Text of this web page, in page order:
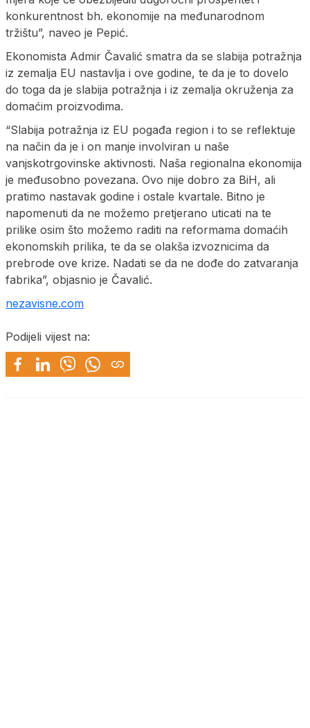
konkurentnost bh. ekonomije na međunarodnom
tržištu”, naveo je Pepić.
Ekonomista Admir Čavalić smatra da se slabija potražnja
iz zemalja EU nastavlja i ove godine, te da je to dovelo
do toga da je slabija potražnja i iz zemalja okruženja za
domaćim proizvodima.
“Slabija potražnja iz EU pogađa region i to se reflektuje
na način da je i on manje involviran u naše
vanjskotrgovinske aktivnosti. Naša regionalna ekonomija
je međusobno povezana. Ovo nije dobro za BiH, ali
pratimo nastavak godine i ostale kvartale. Bitno je
napomenuti da ne možemo pretjerano uticati na te
prilike osim što možemo raditi na reformama domaćih
ekonomskih prilika, te da se olakša izvoznicima da
prebrode ove krize. Nadati se da ne dođe do zatvaranja
fabrika”, objasnio je Čavalić.
nezavisne.com
Podijeli vijest na: